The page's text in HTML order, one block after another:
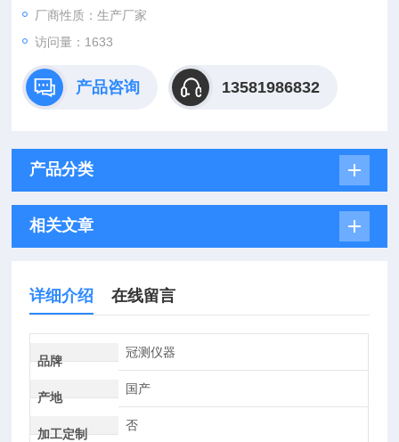
厂商性质：生产厂家
访问量：1633
产品咨询 13581986832
产品分类
相关文章
详细介绍 在线留言
品牌
冠测仪器
产地
国产
加工定制
否